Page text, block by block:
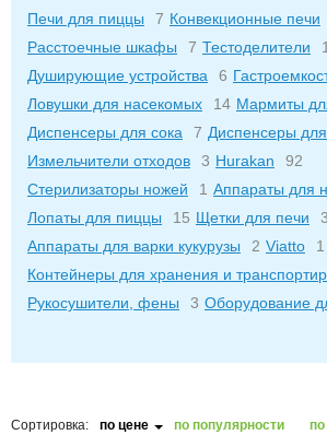
Печи для пиццы
7 Конвекционные печи
Расстоечные шкафы
7 Тестоделители 1
Душирующие устройства
6
Ловушки для насекомых
14 Мармиты
Диспенсеры для сока
7 Диспенсеры
Измельчители отходов
3 Hurakan
92
Стерилизаторы ножей
1 Аппараты для
Лопаты для пиццы
15 Щетки для печи
3
Аппараты для варки кукурузы
2 Viatto 1
Контейнеры для хранения и
Рукосушители, фены
3 Оборудование
Сортировка: по цене по популярности